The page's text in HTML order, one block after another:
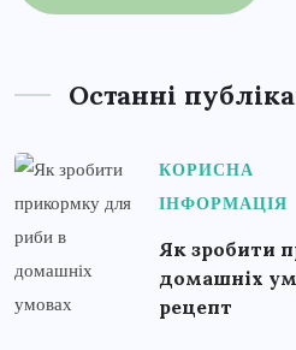
Останні
КОРИСНА
ІНФОРМАЦІЯ
Як зробити
домашніх
рецепт